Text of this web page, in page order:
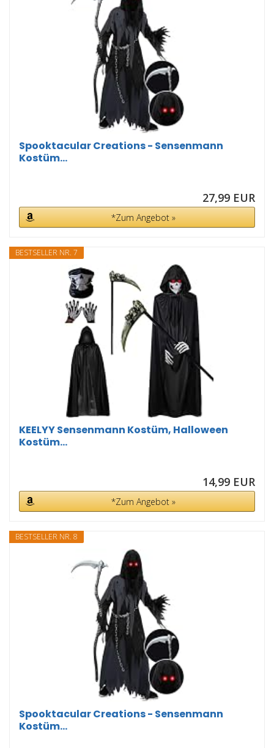
Spooktacular Creations - Sensenmann
Kostüm...
27,99 EUR
*Zum Angebot »
BESTSELLER NR. 7
KEELYY Sensenmann Kostüm, Halloween
Kostüm...
14,99 EUR
*Zum Angebot »
BESTSELLER NR. 8
Spooktacular Creations - Sensenmann
Kostüm...